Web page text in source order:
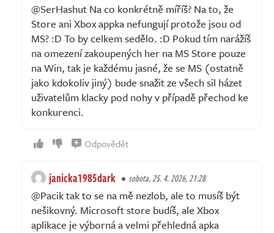
@SerHashut Na co konkrétně míříš? Na to, že
Store ani Xbox appka nefungují protože jsou od
MS? :D To by celkem sedělo. :D Pokud tím narážíš
na omezení zakoupených her na MS Store pouze
na Win, tak je každému jasné, že se MS (ostatně
jako kdokoliv jiný) bude snažit ze všech sil házet
uživatelům klacky pod nohy v případě přechod ke
konkurenci.
Odpovědět
janicka1985dark sobota, 25. 4. 2026, 21:28
@Pacik tak to se na mě nezlob, ale to musíš být
nešikovný. Microsoft store budíš, ale Xbox
aplikace je výborná a velmi přehledná apka